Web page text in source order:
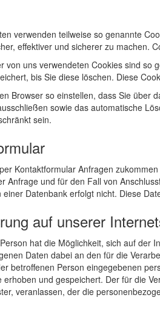
verwenden teilweise so genannte
effektiver und sicherer zu machen.
von uns verwendeten Cookies sind so
bis Sie diese löschen. Diese
Browser so einstellen, dass Sie über
sowie das automatische
sein.
Kontaktformular Anfragen
Anfrage und für den Fall von
einer Datenbank erfolgt nicht. Diese
auf unserer
hat die Möglichkeit, sich auf der
Daten dabei an den für die
betroffenen Person eingegebenen
erhoben und gespeichert. Der für die
veranlassen, der die